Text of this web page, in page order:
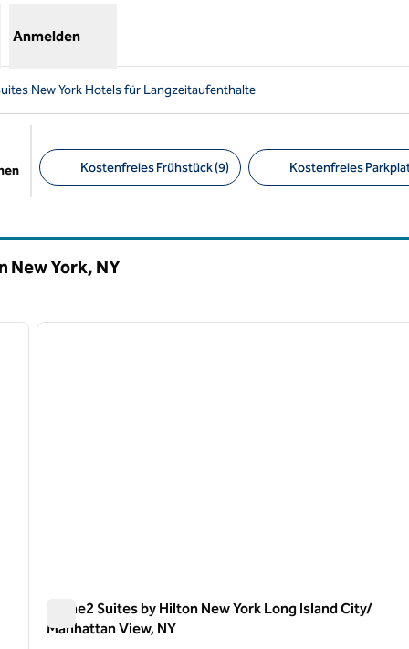
Anmelden
New York Hotels für Langzeitaufenthalte
Kostenfreies Frühstück (9) Kostenfreies
New York, NY
nächstes Bild
1 von 12
Home2 Suites by Hilton New York Long Island City/
Manhattan View, NY